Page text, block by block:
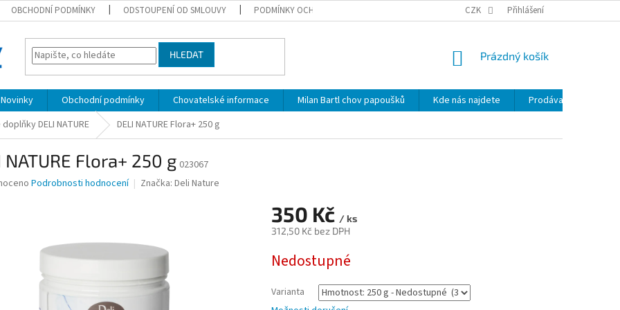
OBCHODNÍ PODMÍNKY ODSTOUPENÍ OD SMLOUVY PODMÍNKY OCHRANY OSOBNÍCH ÚDAJŮ NOVINKY MAPA SERVERU
CZK Přihlášení
HLEDAT
NÁKUPNÍ
Prázdný košík
Novinky Obchodní podmínky Chovatelské informace Milan Bartl chov papoušků Kde nás najdete
Prodávané značky
DELI NATURE DELI NATURE Flora+ 250 g
NATURE Flora+ 250 g 023067
Podrobnosti hodnocení Značka: Deli Nature
350 Kč / ks
312,50 Kč bez DPH
cena:
Nedostupné
Varianta